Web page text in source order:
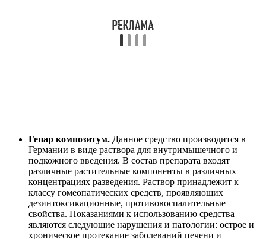
Гепар композитум. Данное средство производится в
Германии в виде раствора для внутримышечного и
подкожного введения. В состав препарата входят
различные растительные компоненты в различных
концентрациях разведения. Раствор принадлежит к
классу гомеопатических средств, проявляющих
дезинтоксикационные, противовоспалительные
свойства. Показаниями к использованию средства
являются следующие нарушения и патологии: острое и
хроническое протекание заболеваний печени и